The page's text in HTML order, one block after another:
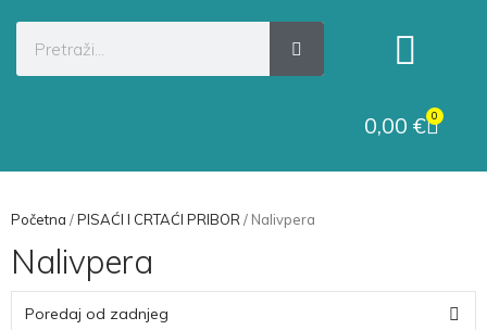
0,00 € 0
Početna /PISAĆI I CRTAĆI PRIBOR / Nalivpera
Nalivpera